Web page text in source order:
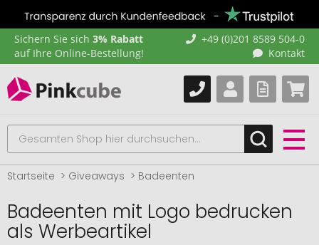
Sichern Sie sich 3% Rabatt
auf Ihre Online-Bestellung!
+49 (0)201 8589 504-0
Kontakt
Startseite Giveaways Badeenten
Badeenten mit Logo bedrucken
als Werbeartikel